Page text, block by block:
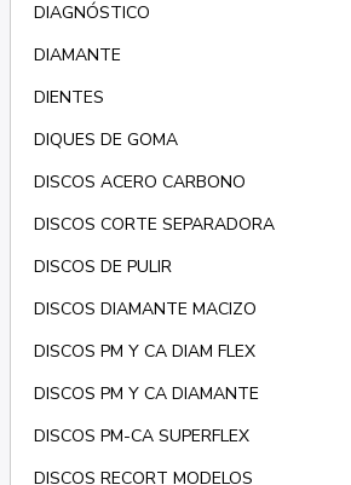
DIAGNÓSTICO
DIAMANTE
DIENTES
DIQUES DE GOMA
DISCOS ACERO CARBONO
DISCOS CORTE SEPARADORA
DISCOS DE PULIR
DISCOS DIAMANTE MACIZO
DISCOS PM Y CA DIAM FLEX
DISCOS PM Y CA DIAMANTE
DISCOS PM-CA SUPERFLEX
DISCOS RECORT MODELOS